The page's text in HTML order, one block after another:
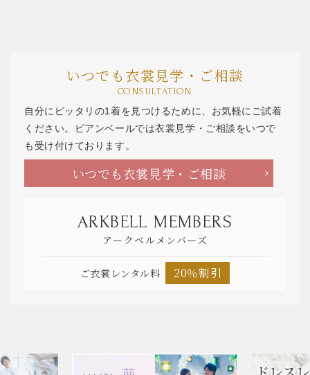
いつでも衣裳見学・ご相談
CONSULTATION
自分にピッタリの1着を見つけるために、お気軽にご試着
ください。ビアンベールでは衣裳見学・ご相談をいつで
も受け付けております。
いつでも衣裳見学・ご相談
ARKBELL MEMBERS
アークベルメンバーズ
ご衣裳レンタル料 20％割引